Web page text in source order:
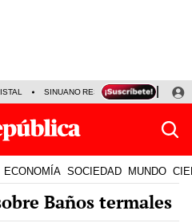
SINUANO RESULTADOS HOY
ECONOMÍA SOCIEDAD MUNDO
Baños termales